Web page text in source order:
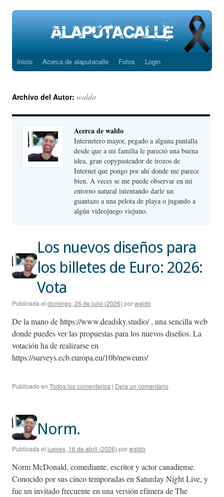
Saltar
contenido
Inicio Acerca de alaputacalle Fotos Login
Archivo del Autor: waldo
Acerca de waldo
Internetero mayor, pegado a alguna pantalla
desde que a mi familia le pareció una buena
idea, gran copypasteador de trozos de
Internet que pongo por ahí donde me parece
bien. A veces se me puede observar en mi
entorno natural intentando darle un
guantazo a una pelota de playa o jugando a
algún videojuego viejuno.
Los nuevos diseños para
los billetes de Euro: 2026:
Vota
Publicada el domingo, 26 de julio (2026) porwaldo
De la mano de https://www.deadsky.studio/ , una sencilla web
donde puedes ver las propuestas para los nuevos diseños. La
votación ha de realizarse en
https://surveys.ecb.europa.eu/10b/neweuro/
Publicado en Todos los comentarios | Deja un comentario
Norm.
Publicada el jueves, 16 de abril (2026) porwaldo
Norm McDonald, comediante, escritor y actor canadiense.
Conocido por sus cinco temporadas en Saturday Night Live, y
fue un invitado frecuente en una versión efímera de The